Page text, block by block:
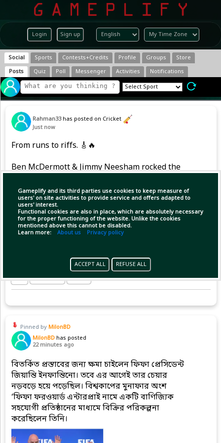
Login Sign up
Gameplify and its third parties use cookies to keep measure of
users' on site activities to provide service and offers adapted to
users' interest.
Functional cookies are also in place, which are absolutely necessary
for the proper functioning of the website. Unlike the cookies
mentioned above this cannot be disabled.
Learn more: About us Privacy policy
ACCEPT ALL REFUSE ALL
Social Sports Contests+Credits Profile Groups
Store
Posts
Quiz Poll Messenger Activities Notifications
Rahman33 has posted on Cricket
Just now
From runs to riffs. 🎸🔥
Ben McDermott & Jimmy Neesham rocked the
Pinned by MilonBD
MilonBD has posted
22 minutes ago
বিতর্কিত প্রস্তাবের জন্য ক্ষমা চাইলেন ফিফা প্রেসিডেন্ট
জিয়ান্তি ইনফান্তিনো। তবে এর আগেই তার চেয়ার
নড়বড়ে হয়ে পড়েছিল। বিশ্বকাপের মুনাফার অংশ
‘ফিফা ফরওয়ার্ড এন্টারপ্রাই নামে একটি বাণিজ্যিক
সহযোগী প্রতিষ্ঠানের মাধ্যমে বিক্রির পরিকল্পনা
করেছিলেন তিনি।